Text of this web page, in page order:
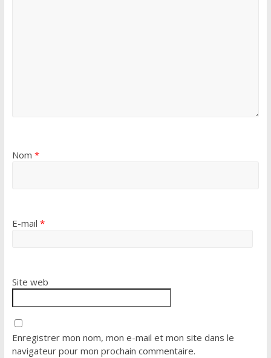
Nom *
E-mail *
Site web
Enregistrer mon nom, mon e-mail et mon site dans le
navigateur pour mon prochain commentaire.